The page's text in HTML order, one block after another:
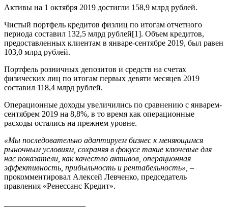
Активы на 1 октября 2019 достигли 158,9 млрд рублей.
Чистый портфель кредитов физлиц по итогам отчетного
периода составил 132,5 млрд рублей[1]. Объем кредитов,
предоставленных клиентам в январе-сентябре 2019, был равен
103,0 млрд рублей.
Портфель розничных депозитов и средств на счетах
физических лиц по итогам первых девяти месяцев 2019
составил 118,4 млрд рублей.
Операционные доходы увеличились по сравнению с январем-
сентябрем 2019 на 8,8%, в то время как операционные
расходы остались на прежнем уровне.
«Мы последовательно адаптируем бизнес к меняющимся
рыночным условиям, сохраняя в фокусе такие ключевые для
нас показатели, как качество активов, операционная
эффективность, прибыльность и рентабельность», –
прокомментировал Алексей Левченко, председатель
правления «Ренессанс Кредит».